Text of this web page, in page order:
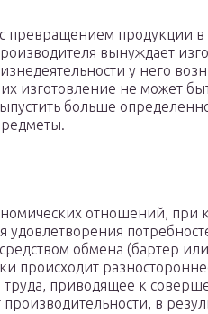
превращением продукции в
вынуждает
у него
изготовление не может
больше
отношений, при
удовлетворения
обмена (бартер
происходит
труда, приводящее к
в